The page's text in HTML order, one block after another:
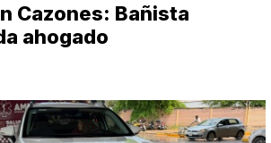
Cazones: Bañista
ahogado